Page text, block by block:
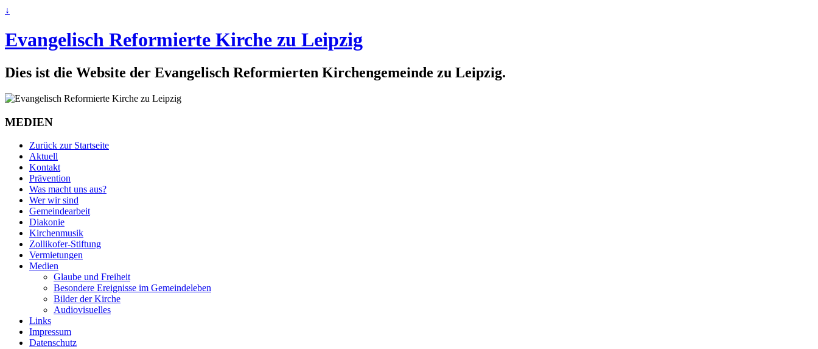
↓
Evangelisch Reformierte Kirche zu Leipzig
Dies ist die Website der Evangelisch Reformierten Kirchengemeinde zu Leipzig.
MEDIEN
Zurück zur Startseite
Aktuell
Kontakt
Prävention
Was macht uns aus?
Wer wir sind
Gemeindearbeit
Diakonie
Kirchenmusik
Zollikofer-Stiftung
Vermietungen
Medien
Glaube und Freiheit
Besondere Ereignisse im Gemeindeleben
Bilder der Kirche
Audiovisuelles
Links
Impressum
Datenschutz